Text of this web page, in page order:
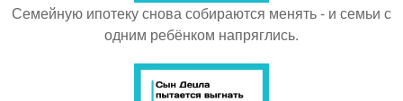
Семейную ипотеку снова собираются менять - и семьи с
одним ребёнком напряглись.